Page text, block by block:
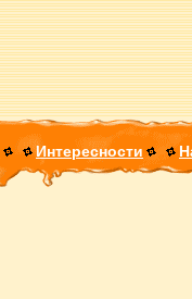
Интересности